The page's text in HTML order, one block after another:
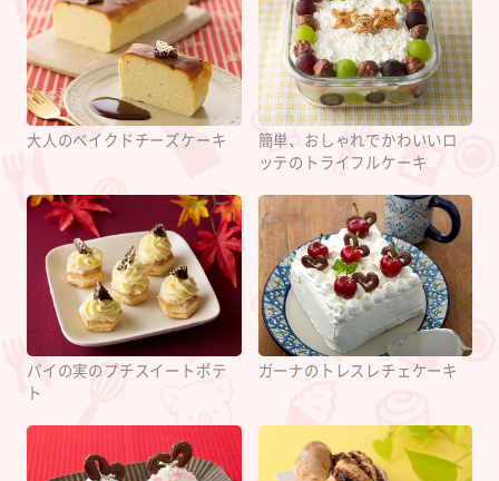
大人のベイクドチーズケーキ
簡単、おしゃれでかわいいロ
ッテのトライフルケーキ
パイの実のプチスイートポテ
ト
ガーナのトレスレチェケーキ